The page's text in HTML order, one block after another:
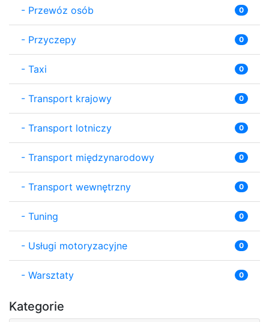
- Przewóz osób 0
- Przyczepy 0
- Taxi 0
- Transport krajowy 0
- Transport lotniczy 0
- Transport międzynarodowy 0
- Transport wewnętrzny 0
- Tuning 0
- Usługi motoryzacyjne 0
- Warsztaty 0
Kategorie